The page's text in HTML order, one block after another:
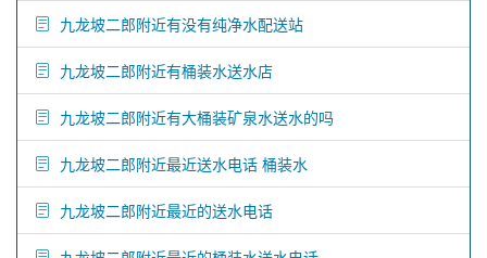
九龙坡二郎附近有没有纯净水配送站
九龙坡二郎附近有桶装水送水店
九龙坡二郎附近有大桶装矿泉水送水的吗
九龙坡二郎附近最近送水电话 桶装水
九龙坡二郎附近最近的送水电话